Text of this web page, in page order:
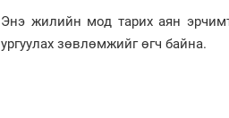
Энэ жилийн мод тарих аян
ургуулах зөвлөмжийг өгч байна.